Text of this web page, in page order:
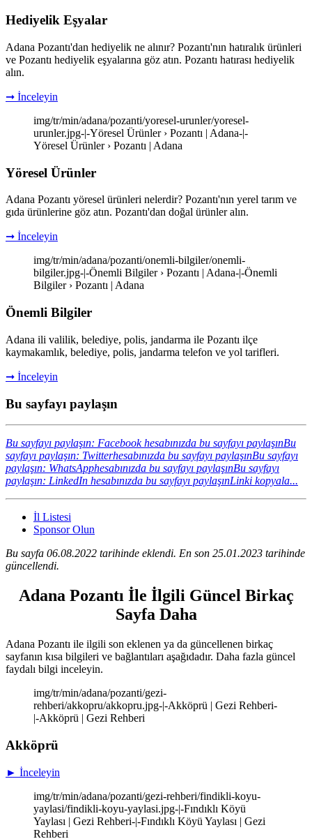
Hediyelik Eşyalar
Adana Pozantı'dan hediyelik ne alınır? Pozantı'nın hatıralık ürünleri
ve Pozantı hediyelik eşyalarına göz atın. Pozantı hatırası hediyelik
alın.
➞ İnceleyin
img/tr/min/adana/pozanti/yoresel-urunler/yoresel-
urunler.jpg-|-Yöresel Ürünler › Pozantı | Adana-|-
Yöresel Ürünler › Pozantı | Adana
Yöresel Ürünler
Adana Pozantı yöresel ürünleri nelerdir? Pozantı'nın yerel tarım ve
gıda ürünlerine göz atın. Pozantı'dan doğal ürünler alın.
➞ İnceleyin
img/tr/min/adana/pozanti/onemli-bilgiler/onemli-
bilgiler.jpg-|-Önemli Bilgiler › Pozantı | Adana-|-Önemli
Bilgiler › Pozantı | Adana
Önemli Bilgiler
Adana ili valilik, belediye, polis, jandarma ile Pozantı ilçe
kaymakamlık, belediye, polis, jandarma telefon ve yol tarifleri.
➞ İnceleyin
Bu sayfayı paylaşın
Bu sayfayı paylaşın: Facebook hesabınızda bu sayfayı paylaşınBu
sayfayı paylaşın: Twitterhesabınızda bu sayfayı paylaşınBu sayfayı
paylaşın: WhatsApphesabınızda bu sayfayı paylaşınBu sayfayı
paylaşın: LinkedIn hesabınızda bu sayfayı paylaşınLinki kopyala...
İl Listesi
Sponsor Olun
Bu sayfa 06.08.2022 tarihinde eklendi. En son 25.01.2023 tarihinde
güncellendi.
Adana Pozantı İle İlgili Güncel Birkaç
Sayfa Daha
Adana Pozantı ile ilgili son eklenen ya da güncellenen birkaç
sayfanın kısa bilgileri ve bağlantıları aşağıdadır. Daha fazla güncel
faydalı bilgi inceleyin.
img/tr/min/adana/pozanti/gezi-
rehberi/akkopru/akkopru.jpg-|-Akköprü | Gezi Rehberi-
|-Akköprü | Gezi Rehberi
Akköprü
► İnceleyin
img/tr/min/adana/pozanti/gezi-rehberi/findikli-koyu-
yaylasi/findikli-koyu-yaylasi.jpg-|-Fındıklı Köyü
Yaylası | Gezi Rehberi-|-Fındıklı Köyü Yaylası | Gezi
Rehberi